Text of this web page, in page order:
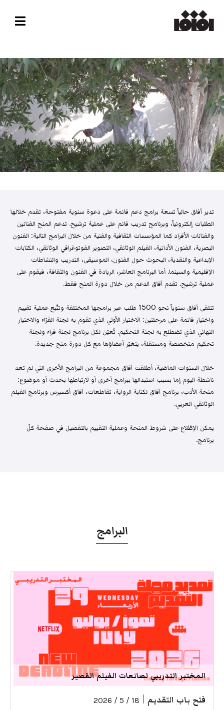
تدير آفاق حالياً تسعة برامج دعم قائمة على دعوة سنوية مفتوحة، تقدم خلالها
الطلبات إلكترونياً، وبرنامج تدريب قائم على عملية ترشيح. تدعم المنح الفنانين
والفنانات الأفراد كما المؤسسات الثقافية والفنية من خلال البرامج التالية: الفنون
البصرية، الفنون الأدائية، الفيلم الوثائقي، التصوير الفوتوغرافي الوثائقي، الكتابات
الإبداعية والنقدية، البحوث حول الفنون، الموسيقى، التدريب والنشاطات
الإقليمية والسينما. أما البرنامج العاشر، الريادة في الفنون والثقافة، فيقوم على
عملية ترشيح. تقدم آفاق الدعم من خلال دورة المنح فقط.
تتلقى آفاق سنوياً نحو 1500 طلب عبر برامجها المختلفة وتتّبع عملية تقييم
واختيار قائمة على مرحلتين: الاختيار الأولي الذي تقوم به لجنة القرّاء والاختيار
النهائي الذي تضطلع به لجنة التحكيم. تُعيّن لكل برنامج لجنة قراء ولجنة
تحكيم متخصصة ومستقلة، يتغيّر أعضاؤها مع كل دورة منح جديدة.
خلال السنوات الماضية، أطلقت آفاق مجموعة من البرامج الأخرى التي لم تعد
ناشطة اليوم إما بسبب استبدالها ببرامج أخرى أو لارتباطها بحدث أو موضوع:
منحة الأدب، برنامج آفاق لكتابة الرواية، تقاطعات، آفاق أكسبرس وبرنامج الفيلم
الوثائقي العربي.
يمكن الإطّلاع على شروط المنحة وعملية التقييم بالتفصيل في صفحة كلّ
برنامج.
البرامج
المختبر التدريبي لصانعات الفيلم القصير
فتح باب التقديم 18 / 5 / 2026